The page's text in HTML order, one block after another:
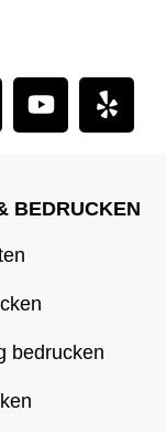
BEDRUCKEN
bedrucken